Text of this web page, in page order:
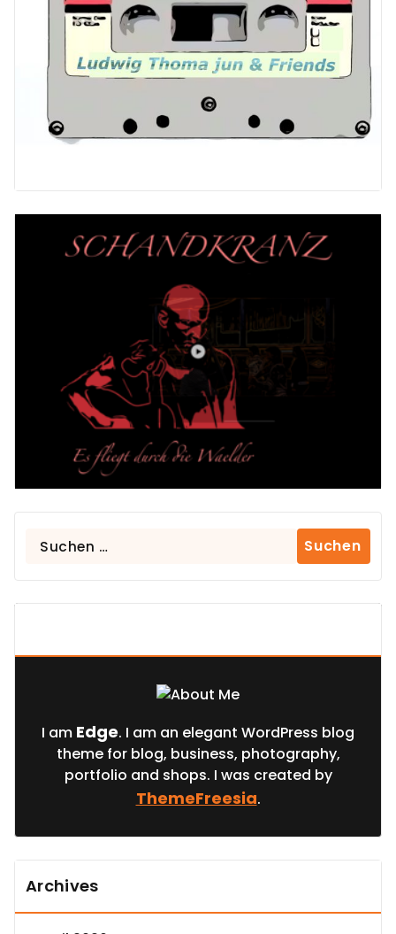
Suchen
I am Edge. I am an elegant WordPress blog
theme for blog, business, photography,
portfolio and shops. I was created by
ThemeFreesia.
Archives